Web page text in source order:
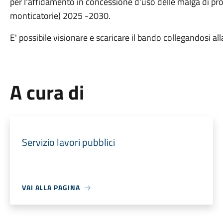
monticatorie) 2025 -2030.
E' possibile visionare e scaricare il bando collegandosi
A cura di
Servizio lavori pubblici
VAI ALLA PAGINA